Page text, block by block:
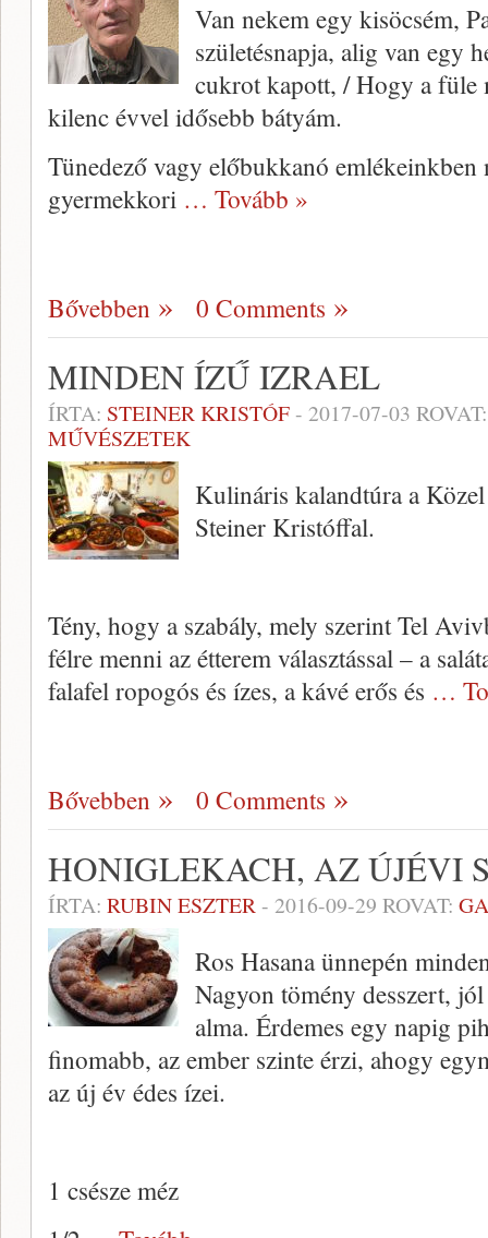
Van nekem egy kisöcsém,
születésnapja, alig van egy
cukrot kapott, / Hogy a
kilenc évvel idősebb bátyám.
Tünedező vagy előbukkanó emlékeinkben
gyermekkori … Tovább »
Bővebben 0 Comments
MINDEN ÍZŰ IZRAEL
ÍRTA: STEINER KRISTÓF- 2017-07-03
MŰVÉSZETEK
Kulináris kalandtúra a
Steiner Kristóffal.
Tény, hogy a szabály, mely szerint Tel
félre menni az étterem választással – a
falafel ropogós és ízes, a kávé erős és …
Bővebben 0 Comments
HONIGLEKACH, AZ ÚJÉVI
ÍRTA: RUBIN ESZTER- 2016-09-29 ROVAT:
Ros Hasana ünnepén
Nagyon tömény desszert,
alma. Érdemes egy napig
finomabb, az ember szinte érzi, ahogy
az új év édes ízei.
1 csésze méz